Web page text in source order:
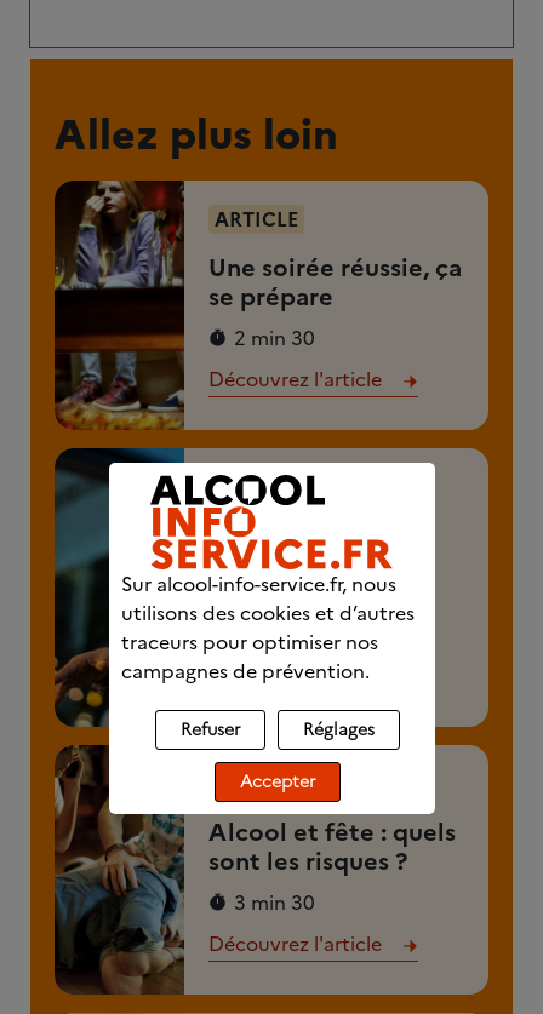
Allez plus loin
ARTICLE
Une soirée réussie, ça
se prépare
2 min 30
Découvrez l'article
ARTICLE
Comment prendre
soin de vos amis en
soirée ?
2 min 30
Découvrez l'article
ARTICLE
Alcool et fête : quels
sont les risques ?
3 min 30
Découvrez l'article
Sur alcool-info-service.fr, nous
utilisons des cookies et d’autres
traceurs pour optimiser nos
campagnes de prévention.
Refuser Réglages
Accepter